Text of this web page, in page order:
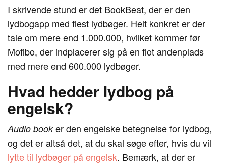
I skrivende stund er det BookBeat, der er den
lydbogapp med flest lydbøger. Helt konkret er der
tale om mere end 1.000.000, hvilket kommer før
Mofibo, der indplacerer sig på en flot andenplads
med mere end 600.000 lydbøger.
Hvad hedder lydbog på
engelsk?
Audio booker den engelske betegnelse for lydbog,
og det er altså det, at du skal søge efter, hvis du vil
lytte til lydbøger på engelsk. Bemærk, at der er